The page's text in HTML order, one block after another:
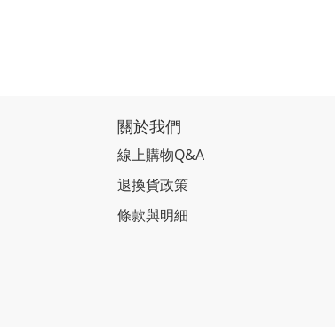
關於我們
線上購物Q&A
退換貨政策
條款與明細